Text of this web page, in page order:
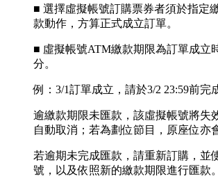
■ 選擇虛擬帳號訂購票券者須於指定
款動作，方算正式成立訂單。
■ 虛擬帳號ATM繳款期限為訂單成立
分。
例：3/1訂單成立，請於3/2 23:59前完
逾繳款期限未匯款，該虛擬帳號將失
自動取消；若為劃位節目，原座位亦
若逾期未完成匯款，請重新訂購，並
號，以及依照新的繳款期限進行匯款。